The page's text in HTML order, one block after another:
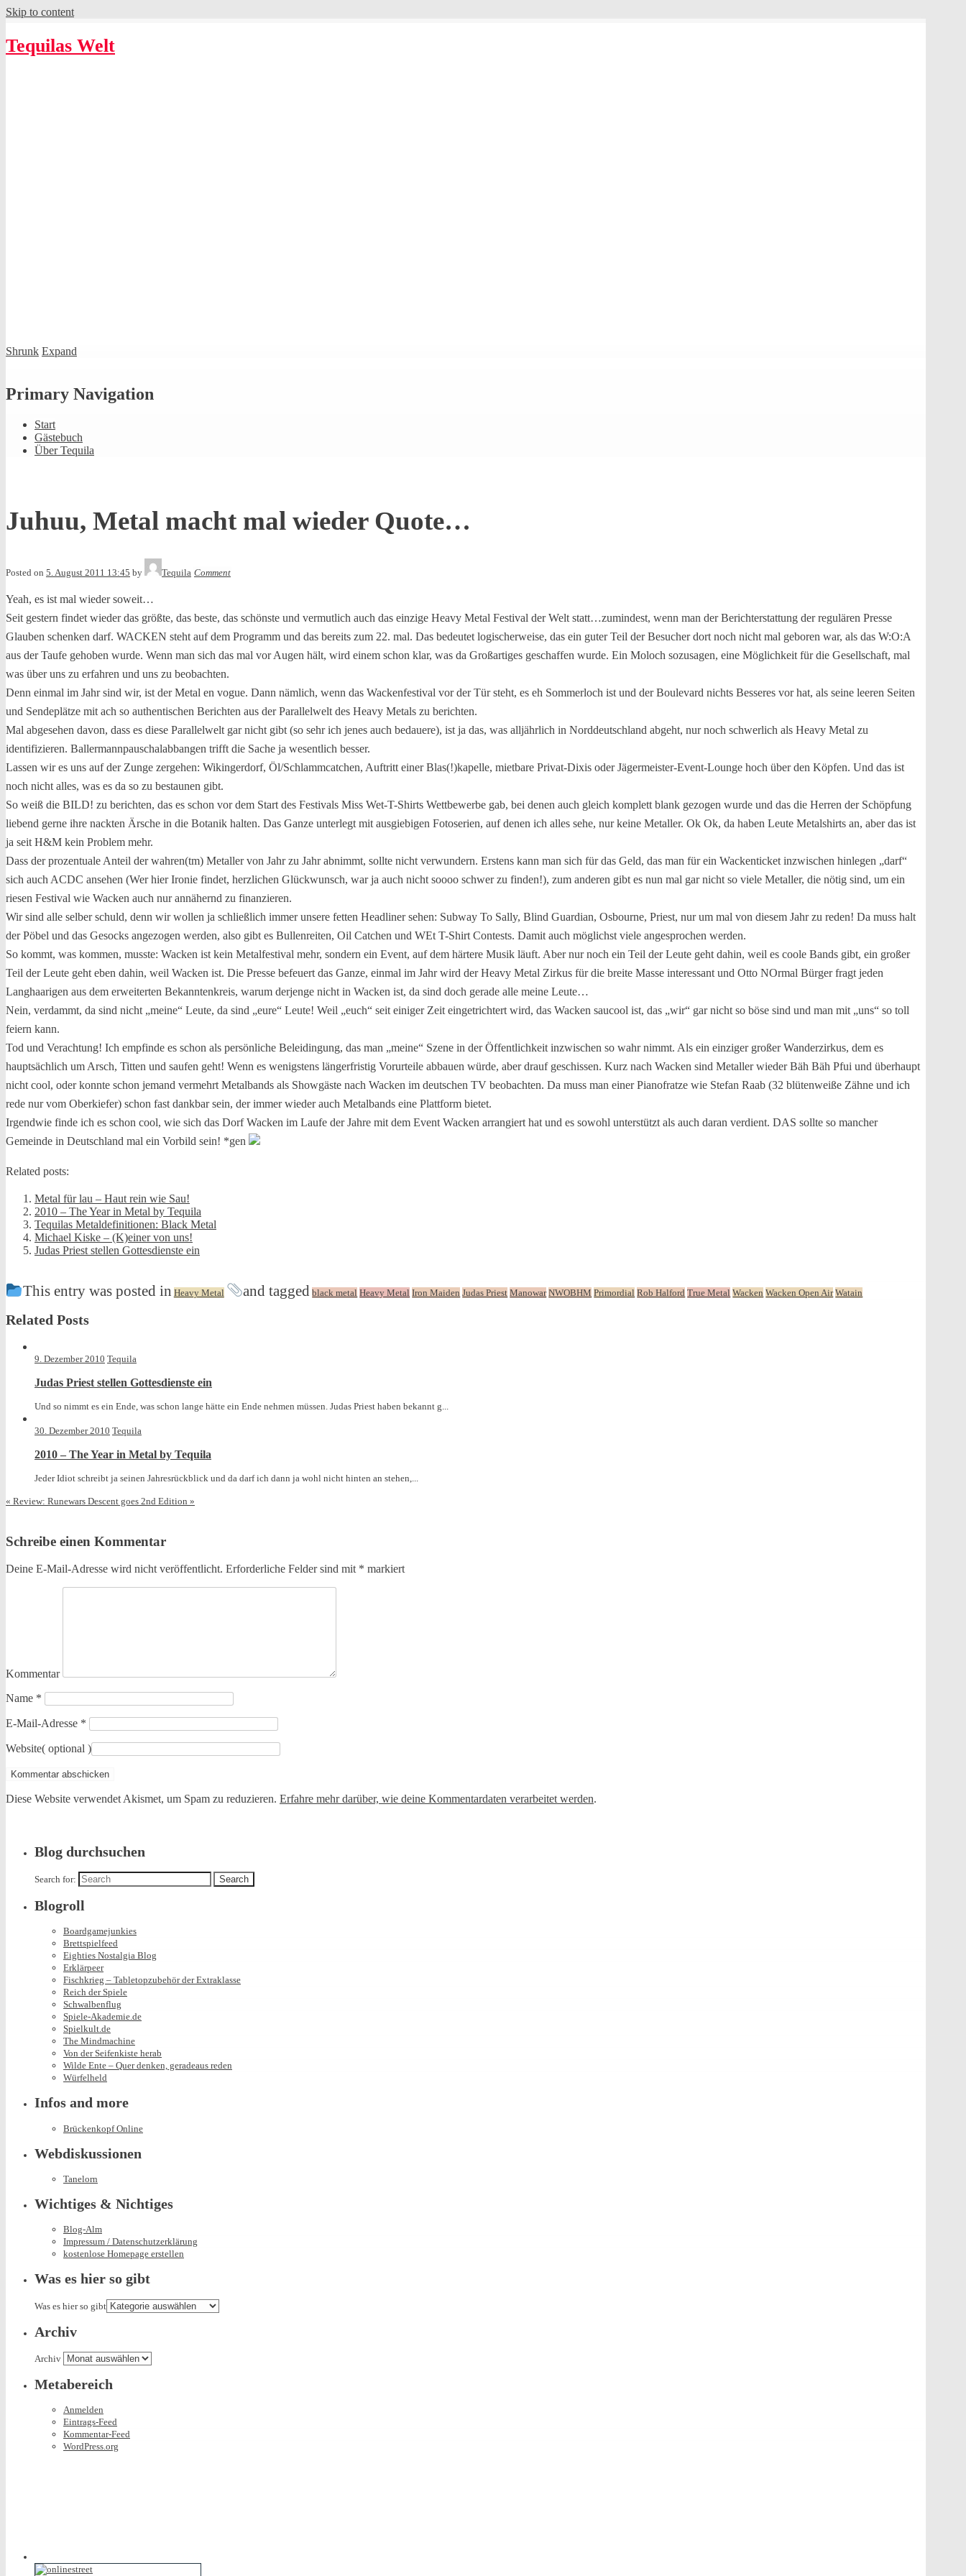
Skip to content
Tequilas Welt
Shrunk Expand
Primary Navigation
Start
Gästebuch
Über Tequila
Juhuu, Metal macht mal wieder Quote…
Posted on 5. August 2011 13:45 by Tequila Comment
Yeah, es ist mal wieder soweit…
Seit gestern findet wieder das größte, das beste, das schönste und vermutlich auch das einzige Heavy Metal Festival der Welt statt…zumindest, wenn man der Berichterstattung der regulären Presse
Glauben schenken darf. WACKEN steht auf dem Programm und das bereits zum 22. mal. Das bedeutet logischerweise, das ein guter Teil der Besucher dort noch nicht mal geboren war, als das W:O:A
aus der Taufe gehoben wurde. Wenn man sich das mal vor Augen hält, wird einem schon klar, was da Großartiges geschaffen wurde. Ein Moloch sozusagen, eine Möglichkeit für die Gesellschaft, mal
was über uns zu erfahren und uns zu beobachten.
Denn einmal im Jahr sind wir, ist der Metal en vogue. Dann nämlich, wenn das Wackenfestival vor der Tür steht, es eh Sommerloch ist und der Boulevard nichts Besseres vor hat, als seine leeren Seiten
und Sendeplätze mit ach so authentischen Berichten aus der Parallelwelt des Heavy Metals zu berichten.
Mal abgesehen davon, dass es diese Parallelwelt gar nicht gibt (so sehr ich jenes auch bedauere), ist ja das, was alljährlich in Norddeutschland abgeht, nur noch schwerlich als Heavy Metal zu
identifizieren. Ballermannpauschalabbangen trifft die Sache ja wesentlich besser.
Lassen wir es uns auf der Zunge zergehen: Wikingerdorf, Öl/Schlammcatchen, Auftritt einer Blas(!)kapelle, mietbare Privat-Dixis oder Jägermeister-Event-Lounge hoch über den Köpfen. Und das ist
noch nicht alles, was es da so zu bestaunen gibt.
So weiß die BILD! zu berichten, das es schon vor dem Start des Festivals Miss Wet-T-Shirts Wettbewerbe gab, bei denen auch gleich komplett blank gezogen wurde und das die Herren der Schöpfung
liebend gerne ihre nackten Ärsche in die Botanik halten. Das Ganze unterlegt mit ausgiebigen Fotoserien, auf denen ich alles sehe, nur keine Metaller. Ok Ok, da haben Leute Metalshirts an, aber das ist
ja seit H&M kein Problem mehr.
Dass der prozentuale Anteil der wahren(tm) Metaller von Jahr zu Jahr abnimmt, sollte nicht verwundern. Erstens kann man sich für das Geld, das man für ein Wackenticket inzwischen hinlegen „darf“
sich auch ACDC ansehen (Wer hier Ironie findet, herzlichen Glückwunsch, war ja auch nicht soooo schwer zu finden!), zum anderen gibt es nun mal gar nicht so viele Metaller, die nötig sind, um ein
riesen Festival wie Wacken auch nur annähernd zu finanzieren.
Wir sind alle selber schuld, denn wir wollen ja schließlich immer unsere fetten Headliner sehen: Subway To Sally, Blind Guardian, Osbourne, Priest, nur um mal von diesem Jahr zu reden! Da muss halt
der Pöbel und das Gesocks angezogen werden, also gibt es Bullenreiten, Oil Catchen und WEt T-Shirt Contests. Damit auch möglichst viele angesprochen werden.
So kommt, was kommen, musste: Wacken ist kein Metalfestival mehr, sondern ein Event, auf dem härtere Musik läuft. Aber nur noch ein Teil der Leute geht dahin, weil es coole Bands gibt, ein großer
Teil der Leute geht eben dahin, weil Wacken ist. Die Presse befeuert das Ganze, einmal im Jahr wird der Heavy Metal Zirkus für die breite Masse interessant und Otto NOrmal Bürger fragt jeden
Langhaarigen aus dem erweiterten Bekanntenkreis, warum derjenge nicht in Wacken ist, da sind doch gerade alle meine Leute…
Nein, verdammt, da sind nicht „meine“ Leute, da sind „eure“ Leute! Weil „euch“ seit einiger Zeit eingetrichtert wird, das Wacken saucool ist, das „wir“ gar nicht so böse sind und man mit „uns“ so toll
feiern kann.
Tod und Verachtung! Ich empfinde es schon als persönliche Beleidingung, das man „meine“ Szene in der Öffentlichkeit inzwischen so wahr nimmt. Als ein einziger großer Wanderzirkus, dem es
hauptsächlich um Arsch, Titten und saufen geht! Wenn es wenigstens längerfristig Vorurteile abbauen würde, aber drauf geschissen. Kurz nach Wacken sind Metaller wieder Bäh Bäh Pfui und überhaupt
nicht cool, oder konnte schon jemand vermehrt Metalbands als Showgäste nach Wacken im deutschen TV beobachten. Da muss man einer Pianofratze wie Stefan Raab (32 blütenweiße Zähne und ich
rede nur vom Oberkiefer) schon fast dankbar sein, der immer wieder auch Metalbands eine Plattform bietet.
Irgendwie finde ich es schon cool, wie sich das Dorf Wacken im Laufe der Jahre mit dem Event Wacken arrangiert hat und es sowohl unterstützt als auch daran verdient. DAS sollte so mancher
Gemeinde in Deutschland mal ein Vorbild sein! *gen
Related posts:
Metal für lau – Haut rein wie Sau!
2010 – The Year in Metal by Tequila
Tequilas Metaldefinitionen: Black Metal
Michael Kiske – (K)einer von uns!
Judas Priest stellen Gottesdienste ein
This entry was posted in Heavy Metal and tagged black metal Heavy Metal Iron Maiden Judas Priest Manowar NWOBHM Primordial Rob Halford True Metal Wacken Wacken Open Air Watain
Related Posts
9. Dezember 2010 Tequila
Judas Priest stellen Gottesdienste ein
Und so nimmt es ein Ende, was schon lange hätte ein Ende nehmen müssen. Judas Priest haben bekannt g...
30. Dezember 2010 Tequila
2010 – The Year in Metal by Tequila
Jeder Idiot schreibt ja seinen Jahresrückblick und da darf ich dann ja wohl nicht hinten an stehen,...
« Review: Runewars Descent goes 2nd Edition »
Schreibe einen Kommentar
Deine E-Mail-Adresse wird nicht veröffentlicht. Erforderliche Felder sind mit * markiert
Kommentar
Name *
E-Mail-Adresse *
Website( optional )
Diese Website verwendet Akismet, um Spam zu reduzieren. Erfahre mehr darüber, wie deine Kommentardaten verarbeitet werden.
Blog durchsuchen
Search for:
Blogroll
Boardgamejunkies
Brettspielfeed
Eighties Nostalgia Blog
Erklärpeer
Fischkrieg – Tabletopzubehör der Extraklasse
Reich der Spiele
Schwalbenflug
Spiele-Akademie.de
Spielkult.de
The Mindmachine
Von der Seifenkiste herab
Wilde Ente – Quer denken, geradeaus reden
Würfelheld
Infos and more
Brückenkopf Online
Webdiskussionen
Tanelorn
Wichtiges & Nichtiges
Blog-Alm
Impressum / Datenschutzerklärung
kostenlose Homepage erstellen
Was es hier so gibt
Was es hier so gibt
Archiv
Archiv
Metabereich
Anmelden
Eintrags-Feed
Kommentar-Feed
WordPress.org